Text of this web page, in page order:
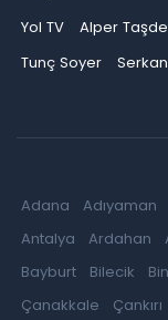
Yol TV
Alper
Tunç Soyer
Serkan
Adana Adıyaman
Antalya
Ardahan
Bayburt
Bilecik
Çanakkale
Çankırı